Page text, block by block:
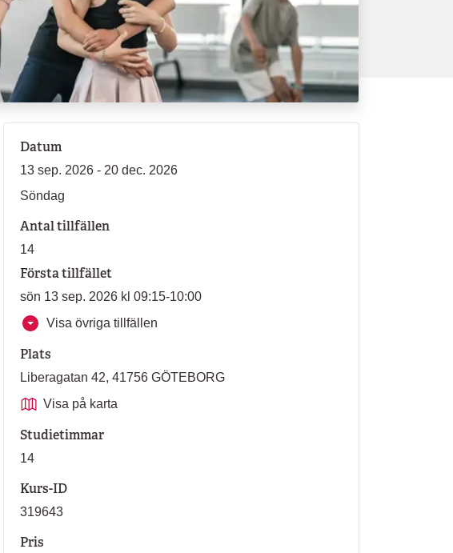
Datum
13 sep. 2026 - 20 dec. 2026
Söndag
Antal tillfällen
14
Första tillfället
sön 13 sep. 2026 kl 09:15-10:00
Visa övriga tillfällen
Plats
Liberagatan 42, 41756 GÖTEBORG
Visa på karta
Studietimmar
14
Kurs-ID
319643
Pris